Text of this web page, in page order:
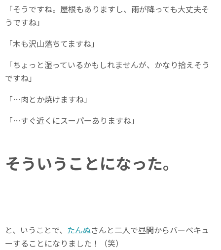
「そうですね。屋根もありますし、雨が降っても大丈夫そ
うですね」
「木も沢山落ちてますね」
「ちょっと湿っているかもしれませんが、かなり拾えそう
ですね」
「…肉とか焼けますね」
「…すぐ近くにスーパーありますね」
そういうことになった。
と、いうことで、 たんぬさんと二人で昼間からバーベキュ
ーすることになりました！（笑）